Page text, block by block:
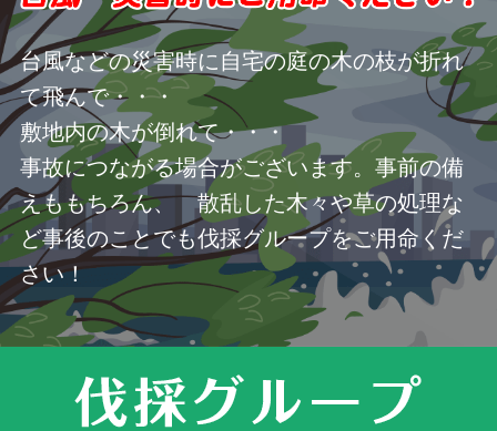
台風などの災害時に自宅の庭の木の枝が折れ
て飛んで・・・
敷地内の木が倒れて・・・
事故につながる場合がございます。事前の備
えももちろん、 散乱した木々や草の処理な
ど事後のことでも伐採グループをご用命くだ
さい！